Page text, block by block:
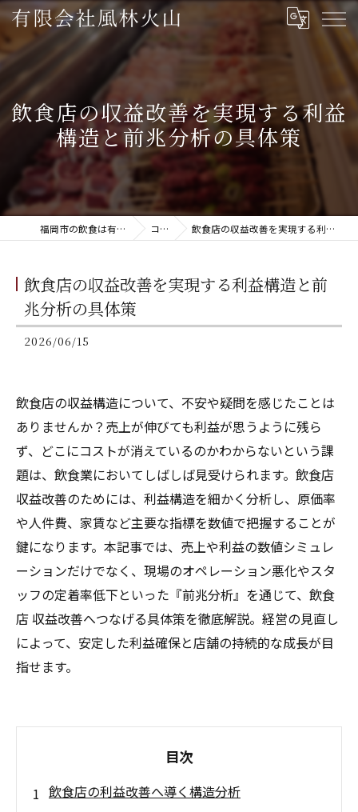
飲食店の収益改善を実現する利益
構造と前兆分析の具体策
福岡市の飲食は有限会社風林火山 コラム 飲食店の収益改善を実現する利益構造と前兆分析の具体策
飲食店の収益改善を実現する利益構造と前
兆分析の具体策
2026/06/15
飲食店の収益構造について、不安や疑問を感じたことは
ありませんか？売上が伸びても利益が思うように残ら
ず、どこにコストが消えているのかわからないという課
題は、飲食業においてしばしば見受けられます。飲食店
収益改善のためには、利益構造を細かく分析し、原価率
や人件費、家賃など主要な指標を数値で把握することが
鍵になります。本記事では、売上や利益の数値シミュレ
ーションだけでなく、現場のオペレーション悪化やスタ
ッフの定着率低下といった『前兆分析』を通じて、飲食
店 収益改善へつなげる具体策を徹底解説。経営の見直し
によって、安定した利益確保と店舗の持続的な成長が目
指せます。
目次
飲食店の利益改善へ導く構造分析